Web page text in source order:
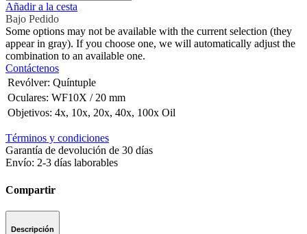
Añadir a la cesta
Bajo Pedido
Some options may not be available with the current selection (they
appear in gray). If you choose one, we will automatically adjust the
combination to an available one.
Contáctenos
Revólver: Quíntuple
Oculares: WF10X / 20 mm
Objetivos: 4x, 10x, 20x, 40x, 100x Oil
Términos y condiciones
Garantía de devolución de 30 días
Envío: 2-3 días laborables
Compartir
Descripción